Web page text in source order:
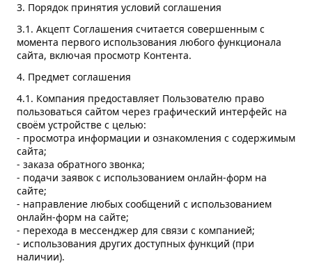
3. Порядок принятия условий соглашения
3.1. Акцепт Соглашения считается совершенным с
момента первого использования любого функционала
сайта, включая просмотр Контента.
4. Предмет соглашения
4.1. Компания предоставляет Пользователю право
пользоваться сайтом через графический интерфейс на
своём устройстве с целью:
- просмотра информации и ознакомления с содержимым
сайта;
- заказа обратного звонка;
- подачи заявок с использованием онлайн-форм на
сайте;
- направление любых сообщений с использованием
онлайн-форм на сайте;
- перехода в мессенджер для связи с компанией;
- использования других доступных функций (при
наличии).